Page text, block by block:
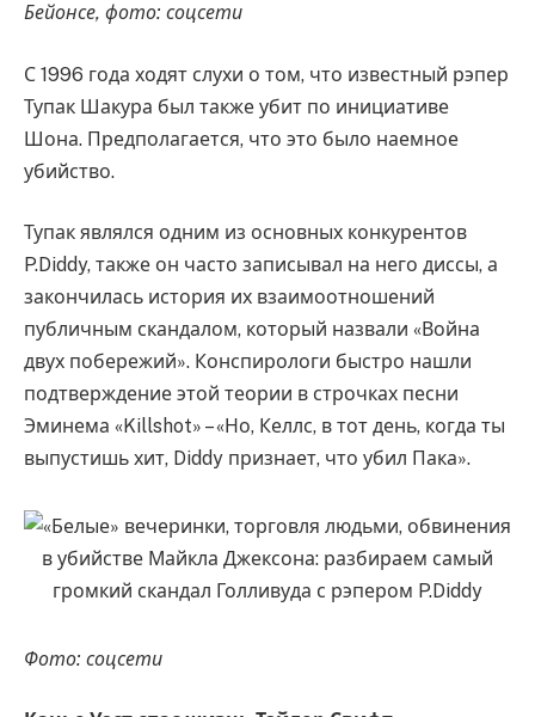
Бейонсе, фото: соцсети
С 1996 года ходят слухи о том, что известный рэпер
Тупак Шакура был также убит по инициативе
Шона. Предполагается, что это было наемное
убийство.
Тупак являлся одним из основных конкурентов
P.Diddy, также он часто записывал на него диссы, а
закончилась история их взаимоотношений
публичным скандалом, который назвали «Война
двух побережий». Конспирологи быстро нашли
подтверждение этой теории в строчках песни
Эминема «Killshot» – «Но, Келлс, в тот день, когда ты
выпустишь хит, Diddy признает, что убил Пака».
Фото: соцсети